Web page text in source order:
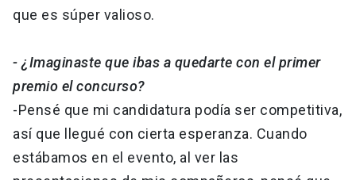
que es súper valioso.
- ¿Imaginaste que ibas a quedarte con el primer
premio el concurso?
-Pensé que mi candidatura podía ser competitiva,
así que llegué con cierta esperanza. Cuando
estábamos en el evento, al ver las